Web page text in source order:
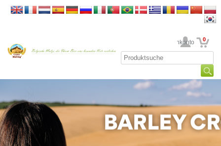
Ihr Kundenkonto 0